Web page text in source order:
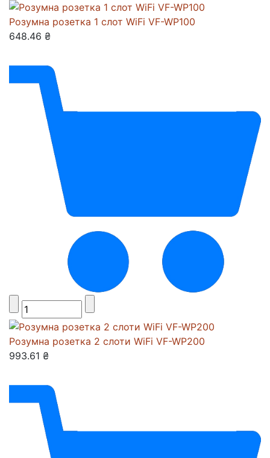
Розумна розетка 1 слот WiFi VF-WP100
648.46 ₴
Розумна розетка 2 слоти WiFi VF-WP200
993.61 ₴